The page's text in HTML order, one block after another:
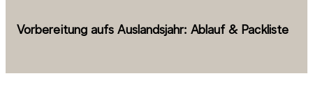
Vorbereitung aufs Auslandsjahr: Ablauf & Packliste